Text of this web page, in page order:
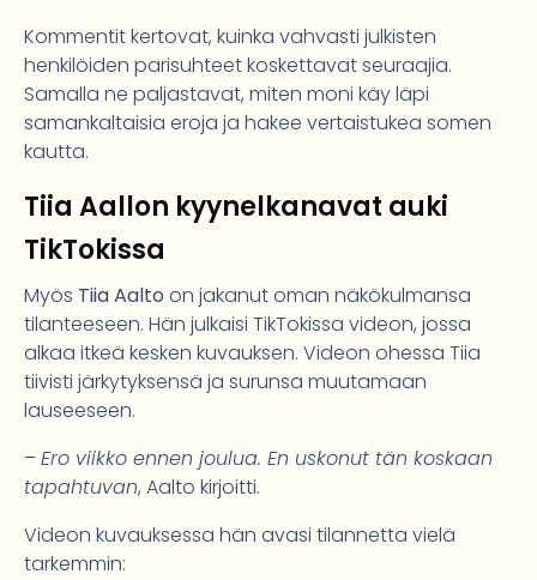
Kommentit kertovat, kuinka vahvasti julkisten
henkilöiden parisuhteet koskettavat seuraajia.
Samalla ne paljastavat, miten moni käy läpi
samankaltaisia eroja ja hakee vertaistukea somen
kautta.
Tiia Aallon kyynelkanavat auki
TikTokissa
Myös Tiia Aalto on jakanut oman näkökulmansa
tilanteeseen. Hän julkaisi TikTokissa videon, jossa
alkaa itkeä kesken kuvauksen. Videon ohessa Tiia
tiivisti järkytyksensä ja surunsa muutamaan
lauseeseen.
–Ero viikko ennen joulua. En uskonut tän koskaan
tapahtuvan, Aalto kirjoitti.
Videon kuvauksessa hän avasi tilannetta vielä
tarkemmin: